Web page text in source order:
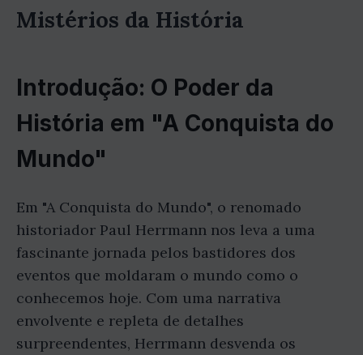
Mistérios da História
Introdução: O Poder da
História em "A Conquista do
Mundo"
Em "A Conquista do Mundo", o renomado
historiador Paul Herrmann nos leva a uma
fascinante jornada pelos bastidores dos
eventos que moldaram o mundo como o
conhecemos hoje. Com uma narrativa
envolvente e repleta de detalhes
surpreendentes, Herrmann desvenda os